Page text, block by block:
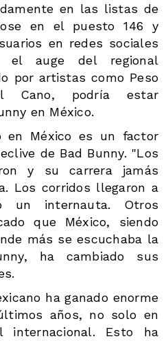
en las listas de
en el puesto 146 y
en redes sociales
el auge del regional
por artistas como Peso
Cano, podría estar
en México.
en México es un factor
de Bad Bunny. "Los
y su carrera jamás
Los corridos llegaron a
un internauta. Otros
que México, siendo
más se escuchaba la
ha cambiado sus
ha ganado enorme
años, no solo en
internacional. Esto ha